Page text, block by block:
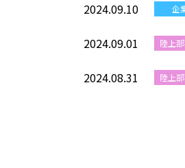
2024.09.10 企
2024.09.01 陸上
2024.08.31 陸上